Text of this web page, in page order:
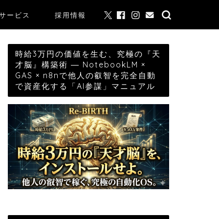
ービス 採用情報
時給3万円の価値を生む、究極の『天
才脳』構築術 ― NotebookLM ×
GAS × n8nで他人の叡智を完全自動
で資産化する「AI参謀」マニュアル